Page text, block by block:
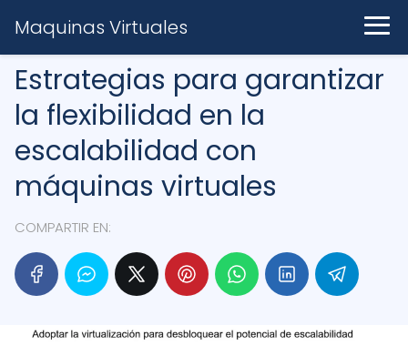
Maquinas Virtuales
Estrategias para garantizar
la flexibilidad en la
escalabilidad con
máquinas virtuales
COMPARTIR EN: